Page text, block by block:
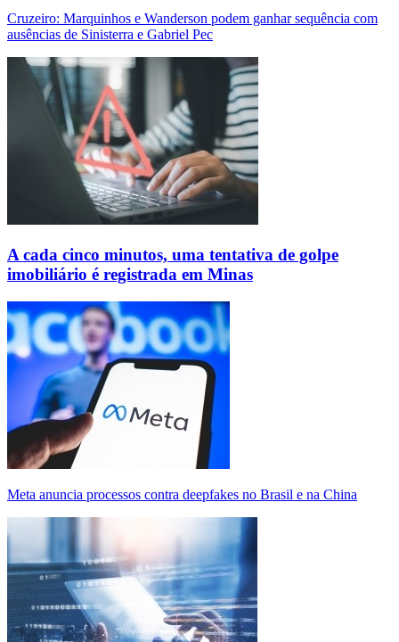
Cruzeiro: Marquinhos e Wanderson podem ganhar sequência com
ausências de Sinisterra e Gabriel Pec
A cada cinco minutos, uma tentativa de golpe
imobiliário é registrada em Minas
Meta anuncia processos contra deepfakes no Brasil e na China